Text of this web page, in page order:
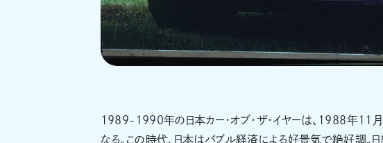
1989-1990年の日本カー・オブ・ザ・イヤーは、1988年
なる。この時代、日本はバブル経済による好景気で絶好調